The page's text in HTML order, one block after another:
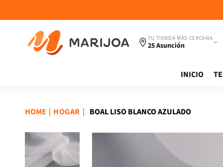
al contenido
TU TIENDA MÁS CERCANA
25 Asunción
INICIO
HOME | HOGAR | BOAL LISO BLANCO AZULADO
directamente
a la
información
del producto